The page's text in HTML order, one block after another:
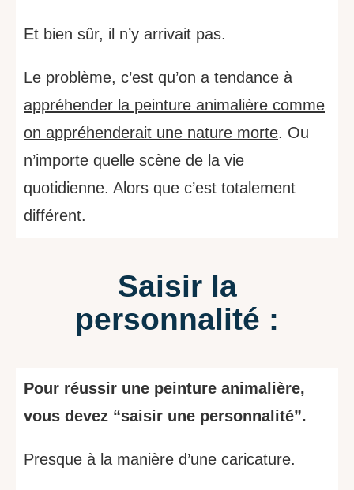
Et bien sûr, il n’y arrivait pas.
Le problème, c’est qu’on a tendance à
appréhender la peinture animalière comme
on appréhenderait une nature morte. Ou
n’importe quelle scène de la vie
quotidienne. Alors que c’est totalement
différent.
Saisir la
personnalité :
Pour réussir une peinture animalière,
vous devez “saisir une personnalité”.
Presque à la manière d’une caricature.